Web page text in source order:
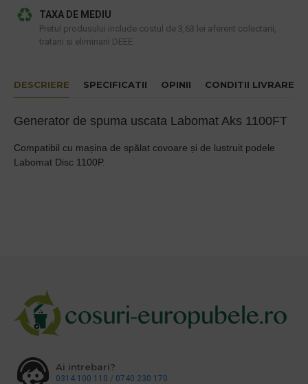
TAXA DE MEDIU
Pretul produsului include costul de 3,63 lei aferent colectarii,
tratarii si eliminarii DEEE.
DESCRIERE SPECIFICATII OPINII CONDITII LIVRARE
Generator de spuma uscata Labomat Aks 1100FT
Compatibil cu mașina de spălat covoare și de lustruit podele
Labomat Disc 1100P.
Ai intrebari?
0314 100 110 / 0740 230 170